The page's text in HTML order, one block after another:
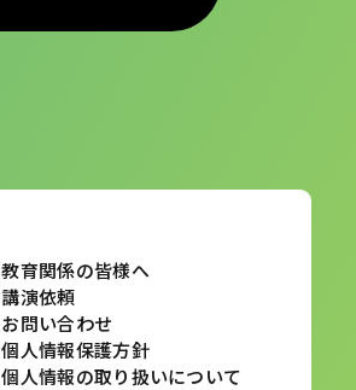
教育関係の皆様へ
講演依頼
お問い合わせ
個人情報保護方針
個人情報の取り扱いについて